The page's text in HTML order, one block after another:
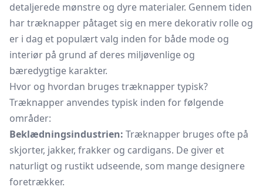
detaljerede mønstre og dyre materialer. Gennem tiden
har træknapper påtaget sig en mere dekorativ rolle og
er i dag et populært valg inden for både mode og
interiør på grund af deres miljøvenlige og
bæredygtige karakter.
Hvor og hvordan bruges træknapper typisk?
Træknapper anvendes typisk inden for følgende
områder:
Beklædningsindustrien: Træknapper bruges ofte på
skjorter, jakker, frakker og cardigans. De giver et
naturligt og rustikt udseende, som mange designere
foretrækker.